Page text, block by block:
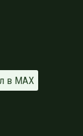
в МАХ